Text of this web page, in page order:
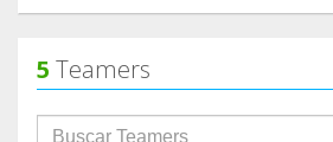
5 Teamers